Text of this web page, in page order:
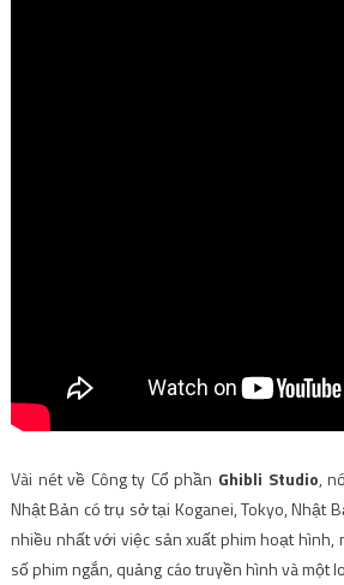
Vài nét về Công ty Cổ phần Ghibli Studio,
Nhật Bản có trụ sở tại Koganei, Tokyo, Nhật
nhiều nhất với việc sản xuất phim hoạt hình,
số phim ngắn, quảng cáo truyền hình và một